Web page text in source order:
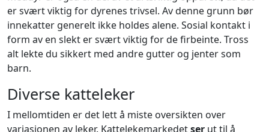
er svært viktig for dyrenes trivsel. Av denne grunn bør
innekatter generelt ikke holdes alene. Sosial kontakt i
form av en slekt er svært viktig for de firbeinte. Tross
alt lekte du sikkert med andre gutter og jenter som
barn.
Diverse katteleker
I mellomtiden er det lett å miste oversikten over
variasjonen av leker. Kattelekemarkedetser ut til å